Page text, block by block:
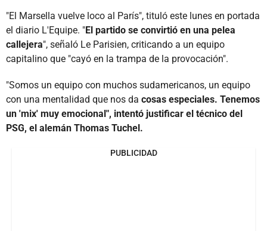
"El Marsella vuelve loco al París", tituló este lunes en portada
el diario L'Equipe. "El partido se convirtió en una pelea
callejera", señaló Le Parisien, criticando a un equipo
capitalino que "cayó en la trampa de la provocación".
"Somos un equipo con muchos sudamericanos, un equipo
con una mentalidad que nos da cosas especiales. Tenemos
un 'mix' muy emocional", intentó justificar el técnico del
PSG, el alemán Thomas Tuchel.
PUBLICIDAD